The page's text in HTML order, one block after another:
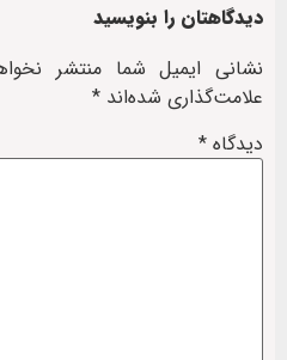
دیدگاهتان را بنویسید
نشانی ایمیل شما منتشر
علامت‌گذاری شده‌اند *
دیدگاه *